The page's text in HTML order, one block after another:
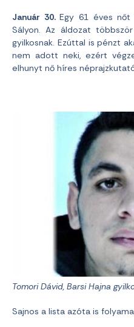
Január 30.Egy 61 éves
Sályon. Az áldozat
gyilkosnak. Ezúttal is pénzt
nem adott neki, ezért
elhunyt nő híres
Tomori Dávid, Barsi Hajna
Sajnos a lista azóta is